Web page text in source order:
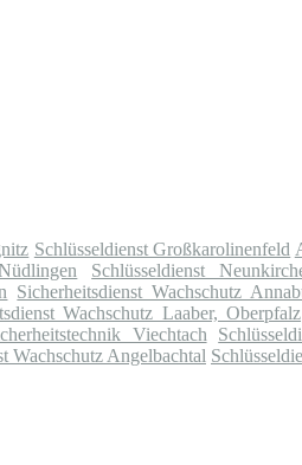
Schlüsseldienst Großkarolinenfeld
Schlüsseldienst
Sicherheitsdienst Wachschutz
Wachschutz Laaber, Oberpfalz
Viechtach
Wachschutz Angelbachtal